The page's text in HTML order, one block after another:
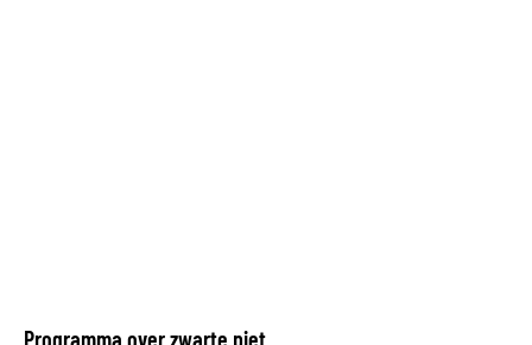
Programma over zwarte piet